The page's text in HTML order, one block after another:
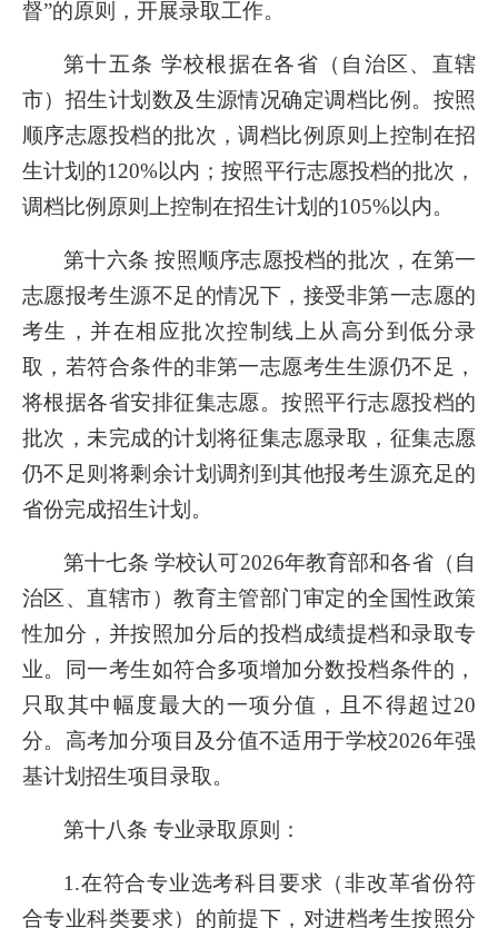
督”的原则，开展录取工作。
第十五条 学校根据在各省（自治区、直辖
市）招生计划数及生源情况确定调档比例。按照
顺序志愿投档的批次，调档比例原则上控制在招
生计划的120%以内；按照平行志愿投档的批次，
调档比例原则上控制在招生计划的105%以内。
第十六条 按照顺序志愿投档的批次，在第一
志愿报考生源不足的情况下，接受非第一志愿的
考生，并在相应批次控制线上从高分到低分录
取，若符合条件的非第一志愿考生生源仍不足，
将根据各省安排征集志愿。按照平行志愿投档的
批次，未完成的计划将征集志愿录取，征集志愿
仍不足则将剩余计划调剂到其他报考生源充足的
省份完成招生计划。
第十七条 学校认可2026年教育部和各省（自
治区、直辖市）教育主管部门审定的全国性政策
性加分，并按照加分后的投档成绩提档和录取专
业。同一考生如符合多项增加分数投档条件的，
只取其中幅度最大的一项分值，且不得超过20
分。高考加分项目及分值不适用于学校2026年强
基计划招生项目录取。
第十八条 专业录取原则：
1.在符合专业选考科目要求（非改革省份符
合专业科类要求）的前提下，对进档考生按照分